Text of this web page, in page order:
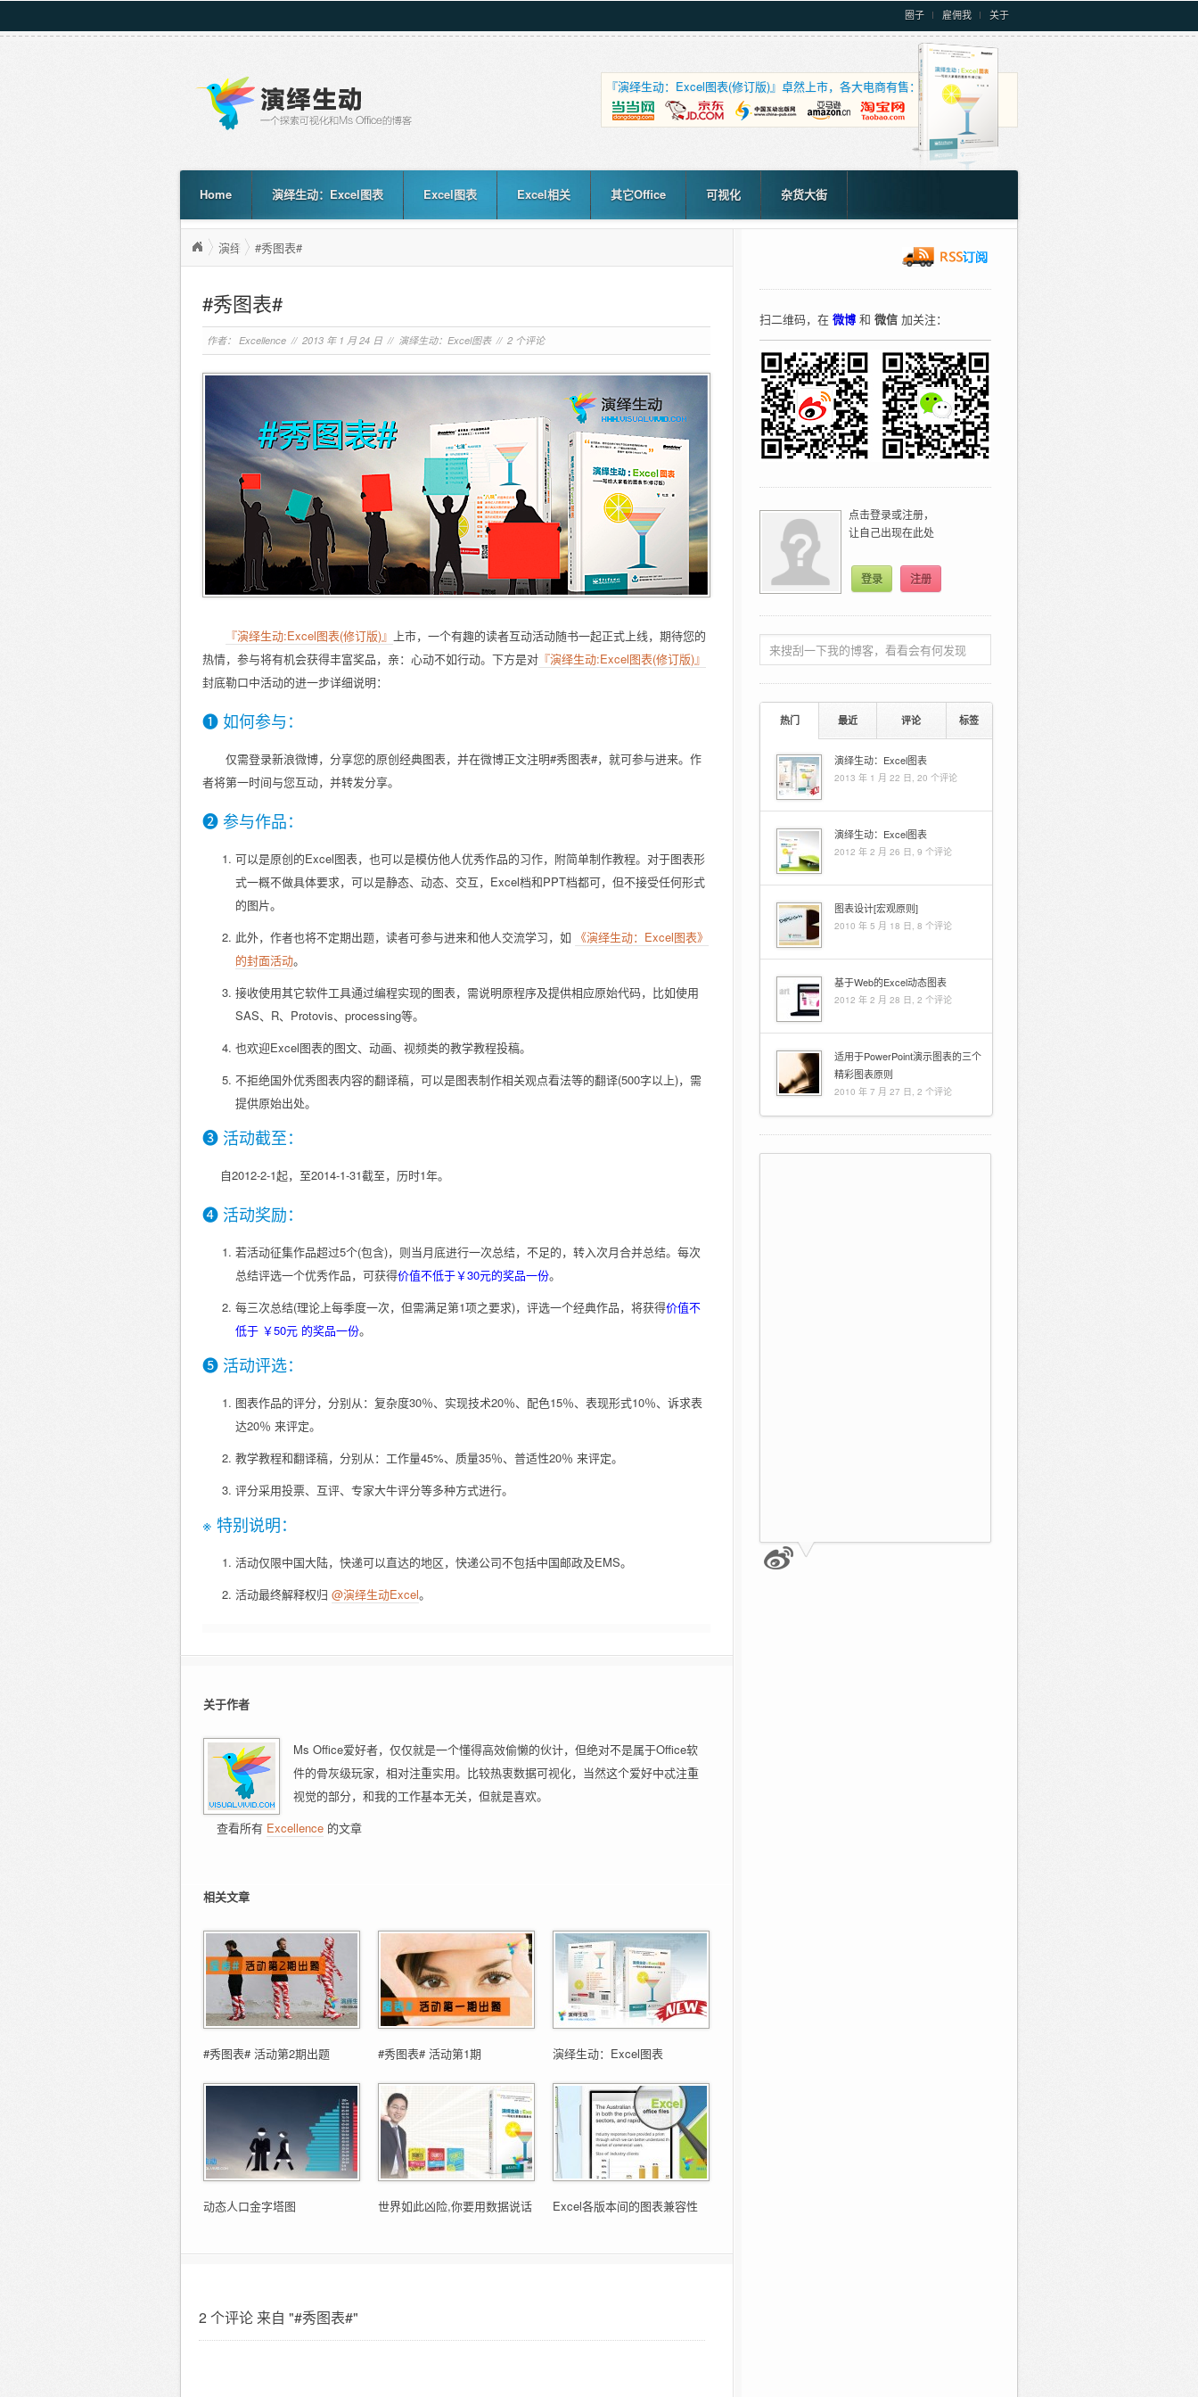
圈子 雇佣我 关于
『演绎生动：Excel图表(修订版)』卓然上市，各大电商有售：
Home 演绎生动：Excel图表 Excel图表 Excel相关 其它Office 可视化 杂货大街
演绎生动：Excel图表
<
#秀图表#
#秀图表#
作者： Excellence // 2013 年 1 月 24 日 // 演绎生动：Excel图表// 2 个评论
『演绎生动:Excel图表(修订版)』
上市，一个有趣的读者互动活动随书一起正式上线，期待您的
热情，参与将有机会获得丰富奖品，亲：心动不如行动。下方是对 『演绎生动:Excel图表(修订版)』
封底勒口中活动的进一步详细说明：
❶ 如何参与：
仅需登录新浪微博，分享您的原创经典图表，并在微博正文注明#秀图表#，就可参与进来。作
者将第一时间与您互动，并转发分享。
❷ 参与作品：
可以是原创的Excel图表，也可以是模仿他人优秀作品的习作，附简单制作教程。对于图表形
式一概不做具体要求，可以是静态、动态、交互，Excel档和PPT档都可，但不接受任何形式
的图片。
此外，作者也将不定期出题，读者可参与进来和他人交流学习，如
《演绎生动：Excel图表》
的封面活动。
接收使用其它软件工具通过编程实现的图表，需说明原程序及提供相应原始代码，比如使用
SAS、R、Protovis、processing等。
也欢迎Excel图表的图文、动画、视频类的教学教程投稿。
不拒绝国外优秀图表内容的翻译稿，可以是图表制作相关观点看法等的翻译(500字以上)，需
提供原始出处。
❸ 活动截至：
自2012-2-1起，至2014-1-31截至，历时1年。
❹ 活动奖励：
若活动征集作品超过5个(包含)，则当月底进行一次总结，不足的，转入次月合并总结。每次
总结评选一个优秀作品，可获得价值不低于￥30元的奖品一份。
每三次总结(理论上每季度一次，但需满足第1项之要求)，评选一个经典作品，将获得价值不
低于 ￥50元 的奖品一份。
❺ 活动评选：
图表作品的评分，分别从：复杂度30％、实现技术20％、配色15％、表现形式10％、诉求表
达20％ 来评定。
教学教程和翻译稿，分别从：工作量45%、质量35％、普适性20％ 来评定。
评分采用投票、互评、专家大牛评分等多种方式进行。
※ 特别说明：
活动仅限中国大陆，快递可以直达的地区，快递公司不包括中国邮政及EMS。
活动最终解释权归 @演绎生动Excel。
关于作者
Ms Office爱好者，仅仅就是一个懂得高效偷懒的伙计，但绝对不是属于Office软
件的骨灰级玩家，相对注重实用。比较热衷数据可视化，当然这个爱好中忒注重
视觉的部分，和我的工作基本无关，但就是喜欢。
查看所有 Excellence 的文章
相关文章
#秀图表# 活动第2期出题 #秀图表# 活动第1期 演绎生动：Excel图表
动态人口金字塔图 世界如此凶险,你要用数据说话 Excel各版本间的图表兼容性
2 个评论 来自 "#秀图表#"
扫二维码，在 微博 和 微信 加关注：
点击登录或注册，
让自己出现在此处
登录 注册
热门 最近 评论 标签
演绎生动：Excel图表
2013 年 1 月 22 日, 20 个评论
演绎生动：Excel图表
2012 年 2 月 26 日, 9 个评论
图表设计[宏观原则]
2010 年 5 月 18 日, 8 个评论
基于Web的Excel动态图表
2012 年 2 月 28 日, 2 个评论
适用于PowerPoint演示图表的三个
精彩图表原则
2010 年 7 月 27 日, 2 个评论